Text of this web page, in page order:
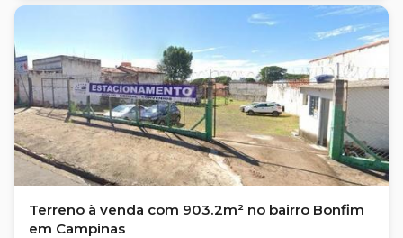
Terreno à venda com 903.2m² no bairro Bonfim
em Campinas